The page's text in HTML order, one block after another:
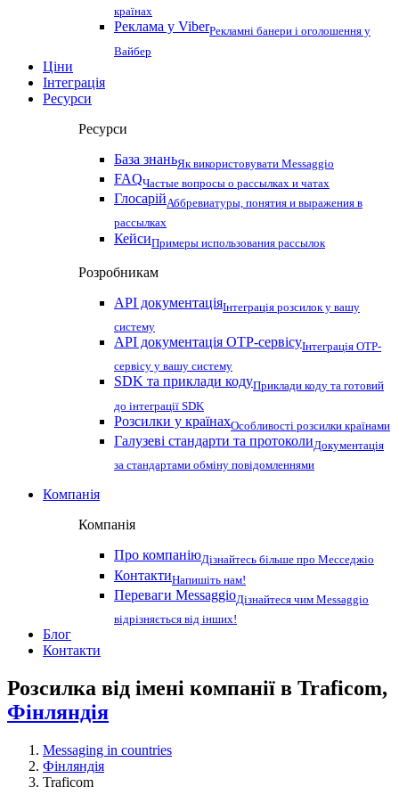
країнах
Реклама у ViberРекламні банери і оголошення у
Вайбер
Ціни
Інтеграція
Ресурси
Ресурси
База знаньЯк використовувати Messaggio
FAQЧастые вопросы о рассылках и чатах
ГлосарійАббревиатуры, понятия и выражения в
рассылках
КейсиПримеры использования рассылок
Розробникам
API документаціяІнтеграція розсилок у вашу
систему
API документація OTP-сервісуІнтеграція OTP-
сервісу у вашу систему
SDK та приклади кодуПриклади коду та готовий
до інтеграції SDK
Розсилки у країнахОсобливості розсилки країнами
Галузеві стандарти та протоколиДокументація
за стандартами обміну повідомленнями
Компанія
Компанія
Про компаніюДізнайтесь більше про Месседжіо
КонтактиНапишіть нам!
Переваги MessaggioДізнайтеся чим Messaggio
відрізняється від інших!
Блог
Контакти
Розсилка від імені компанії в Traficom,
Фінляндія
Messaging in countries
Фінляндія
Traficom